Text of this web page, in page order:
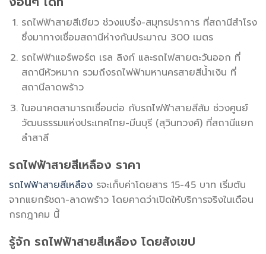
รถไฟฟ้าสายสีเขียว ช่วงแบริ่ง-สมุทรปราการ ที่สถานีสำโรง
ซึ่งมาทางเชื่อมสถานีห่างกันประมาณ 300 เมตร
รถไฟฟ้าแอร์พอร์ต เรล ลิงก์ และรถไฟสายตะวันออก ที่
สถานีหัวหมาก รวมถึงรถไฟฟ้ามหานครสายสีน้ำเงิน ที่
สถานีลาดพร้าว
ในอนาคตสามารถเชื่อมต่อ กับรถไฟฟ้าสายสีส้ม ช่วงศูนย์
วัฒนธรรมแห่งประเทศไทย-มีนบุรี (สุวินทวงศ์) ที่สถานีแยก
ลำสาลี
รถไฟฟ้าสายสีเหลือง ราคา
รถไฟฟ้าสายสีเหลือง รจะเก็บค่าโดยสาร 15-45 บาท เริ่มต้น
จากแยกรัชดา-ลาดพร้าว โดยคาดว่าเปิดให้บริการจริงในเดือน
กรกฎาคม นี้
รู้จัก รถไฟฟ้าสายสีเหลือง โดยสังเขป